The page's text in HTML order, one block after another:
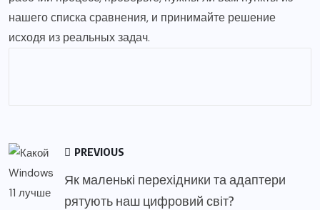
нашего списка сравнения, и принимайте решение
исходя из реальных задач.
PREVIOUS
Як маленькі перехідники та адаптери
рятують наш цифровий світ?